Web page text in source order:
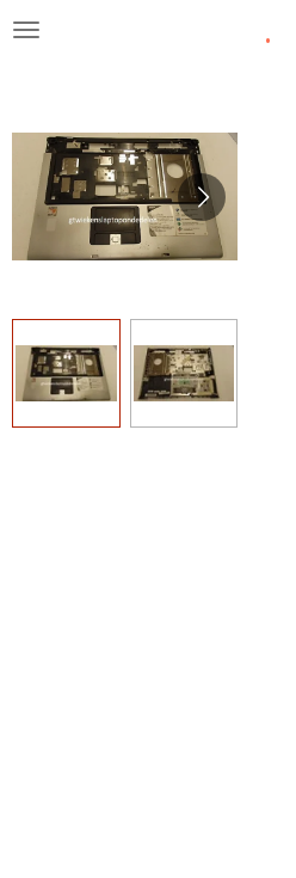
Ga
hoofdinhoud
.